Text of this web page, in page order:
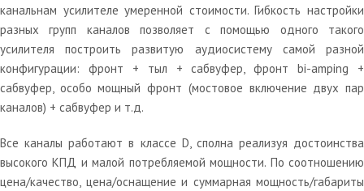
канальнам усилителе умеренной стоимости. Гибкость настройки
разных групп каналов позволяет с помощью одного такого
усилителя построить развитую аудиосистему самой разной
конфигурации: фронт + тыл + сабвуфер, фронт bi-amping +
сабвуфер, особо мощный фронт (мостовое включение двух пар
каналов) + сабвуфер и т.д.
Все каналы работают в классе D, сполна реализуя достоинства
высокого КПД и малой потребляемой мощности. По соотношению
цена/качество, цена/оснащение и суммарная мощность/габариты